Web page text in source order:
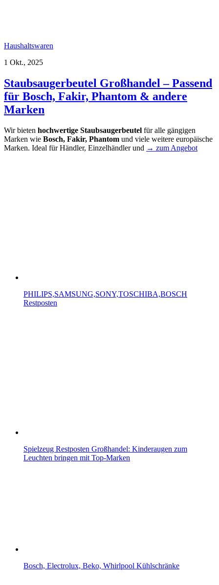
Haushaltswaren
1 Okt., 2025
Staubsaugerbeutel Großhandel – Passend
für Bosch, Fakir, Phantom & andere
Marken
Wir bieten hochwertige Staubsaugerbeutel für alle gängigen
Marken wie Bosch, Fakir, Phantom und viele weitere europäische
Marken. Ideal für Händler, Einzelhändler und → zum Angebot
PHILIPS,SAMSUNG,SONY,TOSCHIBA,BOSCH
Restposten
Spielzeug Restposten Großhandel: Kinderaugen zum
Leuchten bringen mit Top-Marken
Bosch, Electrolux, Beko, Whirlpool Kühlschränke